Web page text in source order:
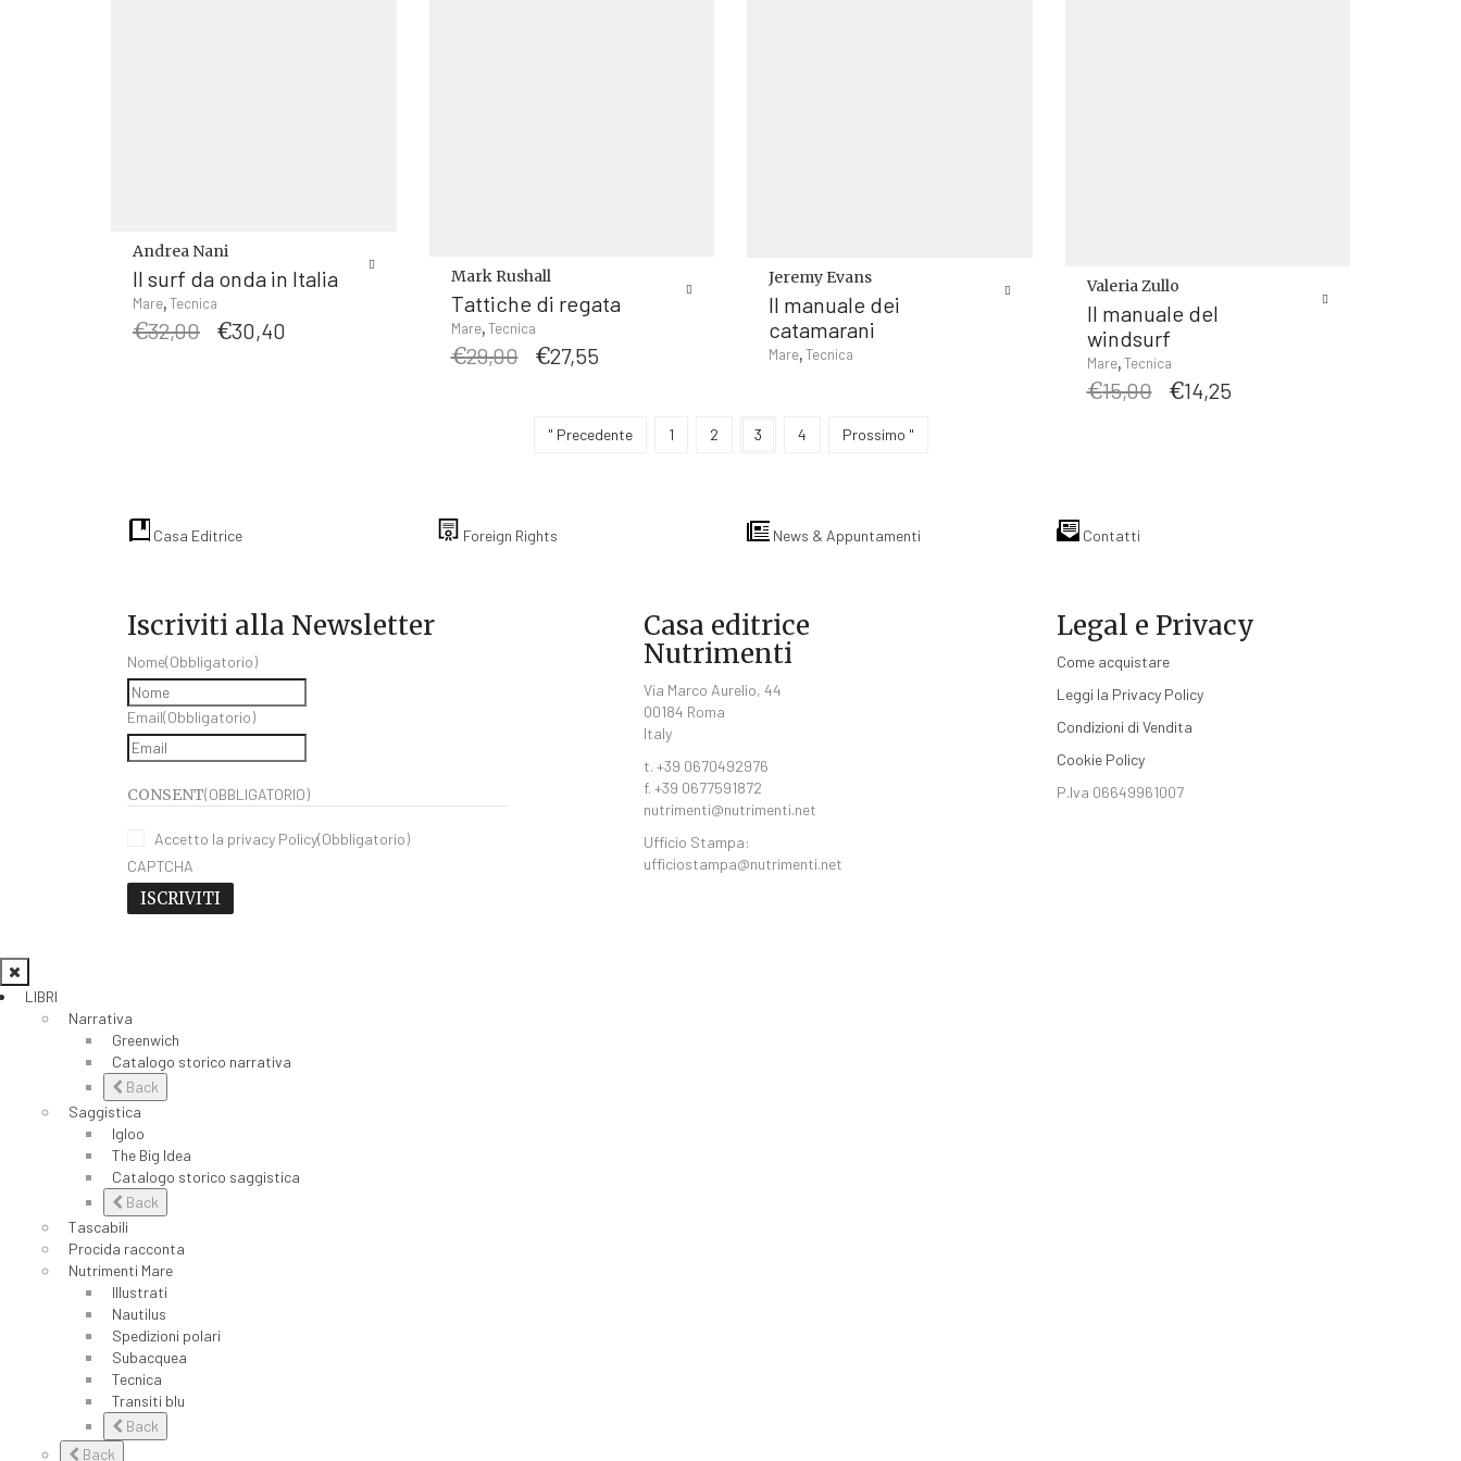
Andrea Nani
Il surf da onda in Italia
Mare,Tecnica
€32,00
Il
€30,40
Mark Rushall
Tattiche di regata
Mare,Tecnica
€29,00
Il
era:
€27,55Il
è:
Jeremy Evans
Il manuale dei
catamarani
Mare,Tecnica
Valeria Zullo
Il manuale del
windsurf
Mare,Tecnica
€15,00
Il
€14,25Il
" Precedente 1 2 3 4 Prossimo "
Casa Editrice Foreign Rights News & Appuntamenti Contatti
Iscriviti alla Newsletter
Nome(Obbligatorio)
Email(Obbligatorio)
CONSENT(OBBLIGATORIO)
Accetto la privacy Policy(Obbligatorio)
CAPTCHA
Casa editrice
Nutrimenti
Via Marco Aurelio, 44
00184 Roma
Italy
t. +39 0670492976
f. +39 0677591872
nutrimenti@nutrimenti.net
Ufficio Stampa:
ufficiostampa@nutrimenti.net
Legal e Privacy
Come acquistare
Leggi la Privacy Policy
Condizioni di Vendita
Cookie Policy
P.Iva 06649961007
LIBRI
Narrativa
Greenwich
Catalogo storico narrativa
Back
Saggistica
Igloo
The Big Idea
Catalogo storico saggistica
Back
Tascabili
Procida racconta
Nutrimenti Mare
Illustrati
Nautilus
Spedizioni polari
Subacquea
Tecnica
Transiti blu
Back
Back